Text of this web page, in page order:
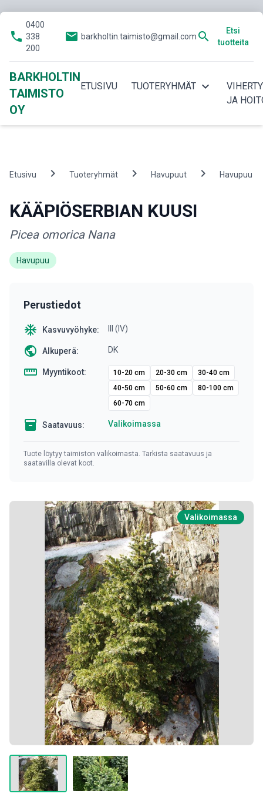
phone
0400
338
200
email barkholtin.taimisto@gmail.com search
Etsi
tuotteita
BARKHOLTIN
TAIMISTO
OY
ETUSIVU TUOTERYHMÄT expand_more
JA
Etusivu chevron_right Tuoteryhmät chevron_right Havupuut chevron_right Havupuu
KÄÄPIÖSERBIAN KUUSI
Picea omorica Nana
Havupuu
Perustiedot
ac_unit Kasvuvyöhyke: III (IV)
public Alkuperä: DK
straighten Myyntikoot: 10-20 cm 20-30 cm
30-40 cm
40-50 cm
50-60 cm
80-100 cm
60-70 cm
inventory Saatavuus: Valikoimassa
Tuote löytyy taimiston valikoimasta. Tarkista saatavuus ja
saatavilla olevat koot.
Valikoimassa